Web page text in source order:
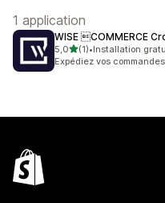
1 application
WISE COMMERCE
5,0étoile(s) sur 5
(1)
1 avis au total
•Installation
Expédiez vos